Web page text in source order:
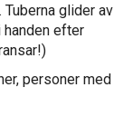
glider av
efter
personer med